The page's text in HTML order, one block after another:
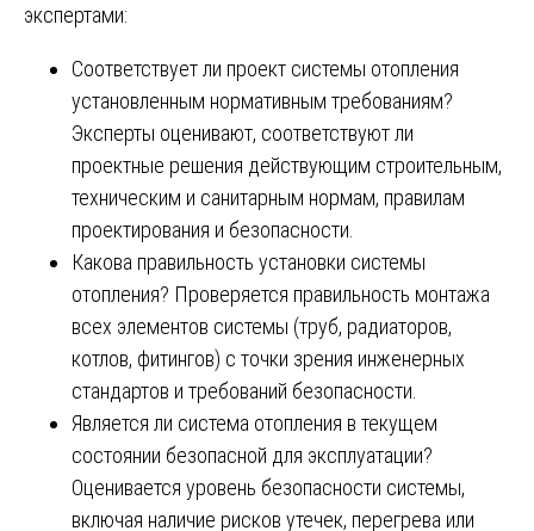
экспертами:
Соответствует ли проект системы отопления
установленным нормативным требованиям?
Эксперты оценивают, соответствуют ли
проектные решения действующим строительным,
техническим и санитарным нормам, правилам
проектирования и безопасности.
Какова правильность установки системы
отопления? Проверяется правильность монтажа
всех элементов системы (труб, радиаторов,
котлов, фитингов) с точки зрения инженерных
стандартов и требований безопасности.
Является ли система отопления в текущем
состоянии безопасной для эксплуатации?
Оценивается уровень безопасности системы,
включая наличие рисков утечек, перегрева или